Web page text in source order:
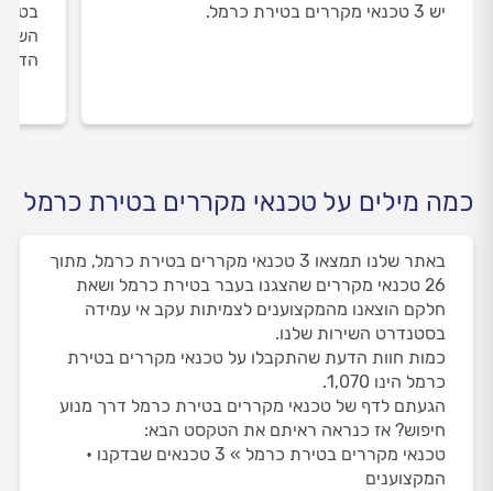
יש 3 טכנאי מקררים בטירת כרמל.
כמה מילים על טכנאי מקררים בטירת כרמל
באתר שלנו תמצאו 3 טכנאי מקררים בטירת כרמל, מתוך
26 טכנאי מקררים שהצגנו בעבר בטירת כרמל ושאת
חלקם הוצאנו מהמקצוענים לצמיתות עקב אי עמידה
בסטנדרט השירות שלנו.
כמות חוות הדעת שהתקבלו על טכנאי מקררים בטירת
כרמל הינו 1,070.
הגעתם לדף של טכנאי מקררים בטירת כרמל דרך מנוע
חיפוש? אז כנראה ראיתם את הטקסט הבא:
טכנאי מקררים בטירת כרמל » 3 טכנאים שבדקנו •
המקצוענים